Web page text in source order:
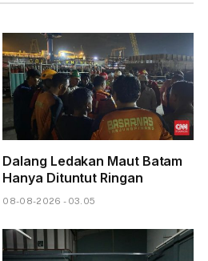
Dalang Ledakan Maut Batam
Hanya Dituntut Ringan
08-08-2026 - 03.05